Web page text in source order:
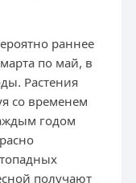
раннее
по май, в
Растения
со временем
годом
получают